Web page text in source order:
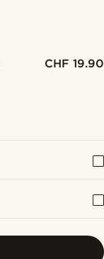
CHF 19.90